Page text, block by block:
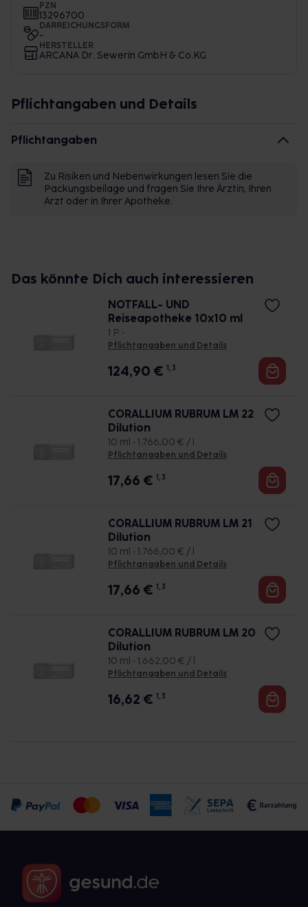
PZN
13296700
DARREICHUNGSFORM
-
HERSTELLER
ARCANA Dr. Sewerin GmbH & Co.KG
Pflichtangaben und Details
Pflichtangaben
Zu Risiken und Nebenwirkungen lesen Sie die
Packungsbeilage und fragen Sie Ihre Ärztin, Ihren
Arzt oder in Ihrer Apotheke.
Das könnte Dich auch interessieren
NOTFALL- UND
Reiseapotheke 10x10 ml
1 P •
Pflichtangaben und Details
124,90 € 1, 3
CORALLIUM RUBRUM LM 22
Dilution
10 ml • 1.766,00 € / l
Pflichtangaben und Details
17,66 € 1, 3
CORALLIUM RUBRUM LM 21
Dilution
10 ml • 1.766,00 € / l
Pflichtangaben und Details
17,66 € 1, 3
CORALLIUM RUBRUM LM 20
Dilution
10 ml • 1.662,00 € / l
Pflichtangaben und Details
16,62 € 1, 3